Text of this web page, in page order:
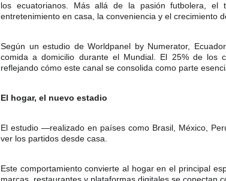
los ecuatorianos. Más allá de la pasión futbolera, el
entretenimiento en casa, la conveniencia y el crecimiento
Según un estudio de Worldpanel by Numerator,
comida a domicilio durante el Mundial. El 25% de los
reflejando cómo este canal se consolida como parte
El hogar, el nuevo estadio
El estudio —realizado en países como Brasil, México,
ver los partidos desde casa.
Este comportamiento convierte al hogar en el principal